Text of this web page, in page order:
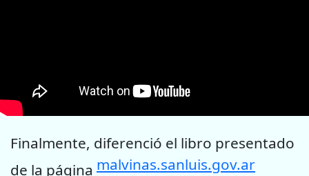
Finalmente, diferenció el libro presentado
de la página malvinas.sanluis.gov.ar